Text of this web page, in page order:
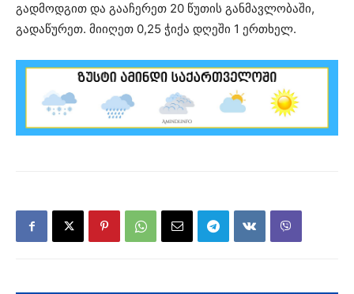
გადმოდგით და გააჩერეთ 20 წუთის განმავლობაში,
გადაწურეთ. მიიღეთ 0,25 ჭიქა დღეში 1 ერთხელ.